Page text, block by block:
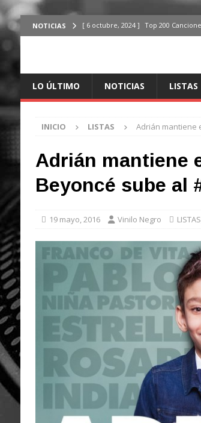
NOTICIAS [ 6 octubre, 2024 ] Top 200
ÚLTIMO
ÚLTIMO
LO ÚLTIMO NOTICIAS LISTAS
INICIO LISTAS Adrián mantiene
Adrián mantiene
Beyoncé sube al
19 mayo, 2016 Vinilo Negro LISTAS